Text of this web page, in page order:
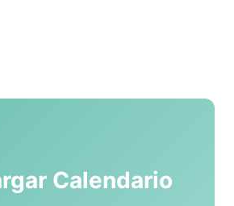
Calendario